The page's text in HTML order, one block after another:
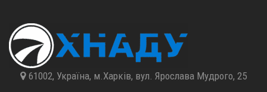
61002, Україна, м.Харків, вул. Ярослава Мудрого, 25